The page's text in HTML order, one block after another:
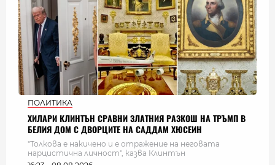
ПОЛИТИКА
ХИЛАРИ КЛИНТЪН СРАВНИ ЗЛАТНИЯ РАЗКОШ НА ТРЪМП В
БЕЛИЯ ДОМ С ДВОРЦИТЕ НА САДДАМ ХЮСЕИН
"Толкова е накичено и е отражение на неговата
нарцистична личност", казва Клинтън